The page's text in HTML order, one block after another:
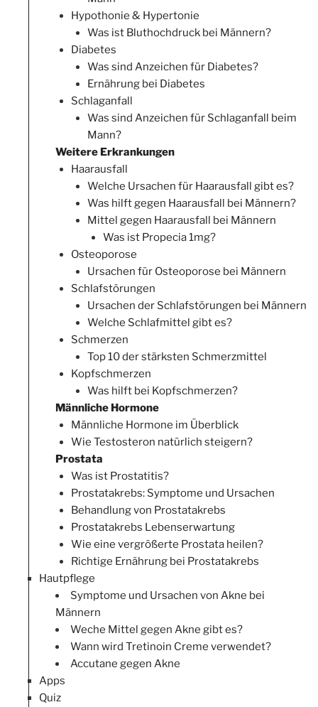
Hypothonie & Hypertonie
Was ist Bluthochdruck bei Männern?
Diabetes
Was sind Anzeichen für Diabetes?
Ernährung bei Diabetes
Schlaganfall
Was sind Anzeichen für Schlaganfall beim
Mann?
Weitere Erkrankungen
Haarausfall
Welche Ursachen für Haarausfall gibt es?
Was hilft gegen Haarausfall bei Männern?
Mittel gegen Haarausfall bei Männern
Was ist Propecia 1mg?
Osteoporose
Ursachen für Osteoporose bei Männern
Schlafstörungen
Ursachen der Schlafstörungen bei Männern
Welche Schlafmittel gibt es?
Schmerzen
Top 10 der stärksten Schmerzmittel
Kopfschmerzen
Was hilft bei Kopfschmerzen?
Männliche Hormone
Männliche Hormone im Überblick
Wie Testosteron natürlich steigern?
Prostata
Was ist Prostatitis?
Prostatakrebs: Symptome und Ursachen
Behandlung von Prostatakrebs
Prostatakrebs Lebenserwartung
Wie eine vergrößerte Prostata heilen?
Richtige Ernährung bei Prostatakrebs
Hautpflege
Symptome und Ursachen von Akne bei
Männern
Weche Mittel gegen Akne gibt es?
Wann wird Tretinoin Creme verwendet?
Accutane gegen Akne
Apps
Quiz